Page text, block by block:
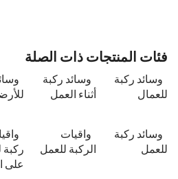
فئات المنتجات ذات الصلة
وسائد ركبة
للعمال
وسائد ركبة
أثناء العمل
وسائد ركبة
للعمل
واقيات
الركبة للعمل
ركبة
على